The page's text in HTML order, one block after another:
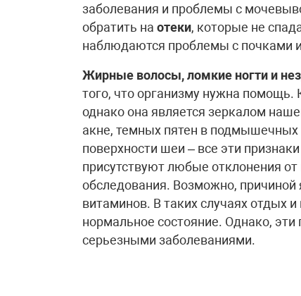
заболевания и проблемы с
обратить на отеки, которые не
наблюдаются проблемы с почками
Жирные волосы, ломкие ногти и
того, что организму нужна
однако она является зеркалом
акне, темных пятен в подмышечных
поверхности шеи – все эти
присутствуют любые отклонения
обследования. Возможно, причиной
витаминов. В таких случаях отдых
нормальное состояние. Однако,
серьезными заболеваниями.